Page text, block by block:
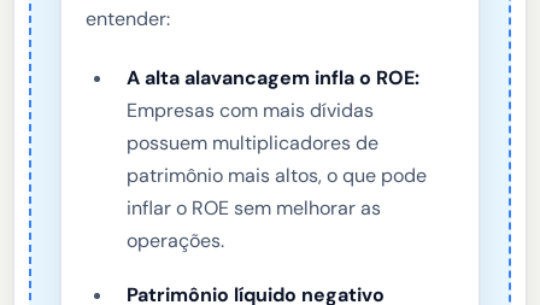
entender:
A alta alavancagem infla o ROE:
Empresas com mais dívidas
possuem multiplicadores de
patrimônio mais altos, o que pode
inflar o ROE sem melhorar as
operações.
Patrimônio líquido negativo